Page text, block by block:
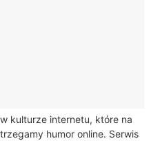
kulturze internetu, które na
humor online. Serwis